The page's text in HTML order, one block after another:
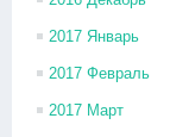
2017 Январь
2017 Февраль
2017 Март